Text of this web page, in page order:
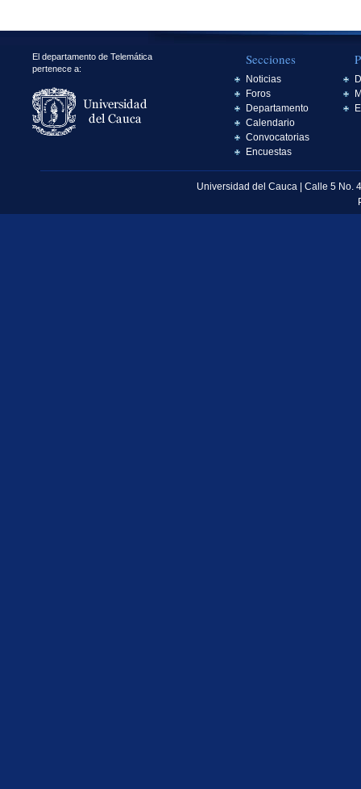
El departamento de Telemática
pertenece a:
Secciones
Noticias
Foros
Departamento
Calendario
Convocatorias
Encuestas
Universidad del Cauca | Calle 5 No.